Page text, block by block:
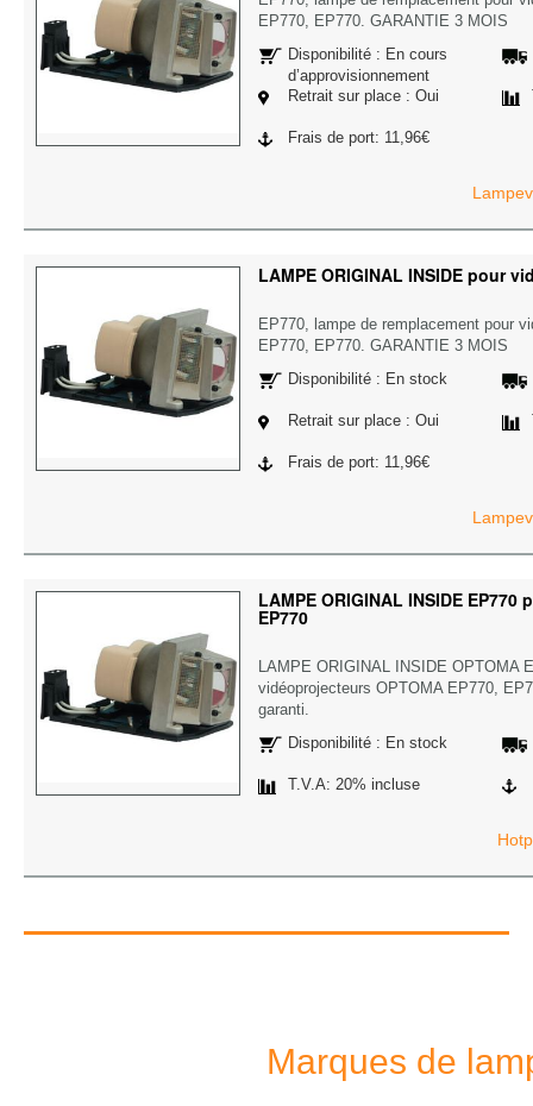
EP770, EP770. GARANTIE 3 MOIS
Disponibilité : En cours
d’approvisionnement
Retrait sur place : Oui
Frais de port: 11,96€
LAMPE ORIGINAL INSIDE pour
EP770, lampe de remplacement pour
EP770, EP770. GARANTIE 3 MOIS
Disponibilité : En stock
Retrait sur place : Oui
Frais de port: 11,96€
LAMPE ORIGINAL INSIDE
EP770
LAMPE ORIGINAL INSIDE OPTOMA
vidéoprojecteurs OPTOMA EP770,
garanti.
Disponibilité : En stock
T.V.A: 20% incluse
Marques de